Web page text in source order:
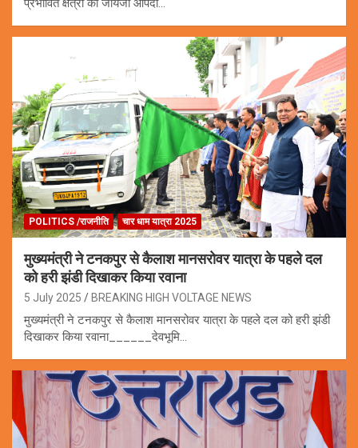
प्रभावित क्षेत्रों का जायजा आपदा…
POLITICS /राजनीति चार धाम यात्रा 2025
मुख्यमंत्री ने टनकपुर से कैलाश मानसरोवर यात्रा के पहले दल
को हरी झंडी दिखाकर किया रवाना
5 July 2025 BREAKING HIGH VOLTAGE NEWS
मुख्यमंत्री ने टनकपुर से कैलाश मानसरोवर यात्रा के पहले दल को हरी झंडी
दिखाकर किया रवाना______देवभूमि…